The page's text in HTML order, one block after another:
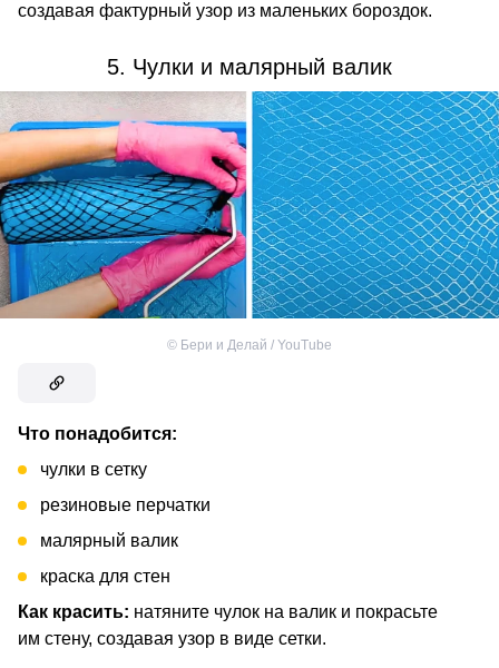
создавая фактурный узор из маленьких бороздок.
5. Чулки и малярный валик
© Бери и Делай / YouTube
Что понадобится:
чулки в сетку
резиновые перчатки
малярный валик
краска для стен
Как красить: натяните чулок на валик и покрасьте
им стену, создавая узор в виде сетки.